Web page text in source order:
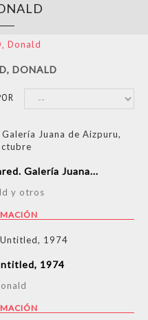
Donald
DONALD
Galería Juana...
y otros
1974